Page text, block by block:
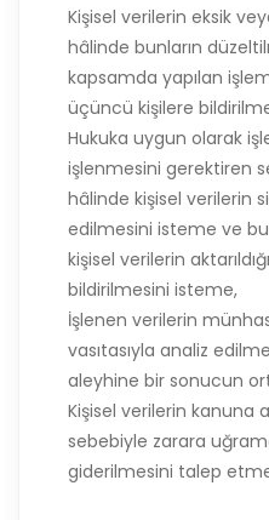
Kişisel verilerin eksik
hâlinde bunların
kapsamda yapılan
üçüncü kişilere
Hukuka uygun olarak
işlenmesini gerektiren
hâlinde kişisel verilerin
edilmesini isteme ve
kişisel verilerin
bildirilmesini isteme,
İşlenen verilerin
vasıtasıyla analiz
aleyhine bir sonucun
Kişisel verilerin kanuna
sebebiyle zarara
giderilmesini talep